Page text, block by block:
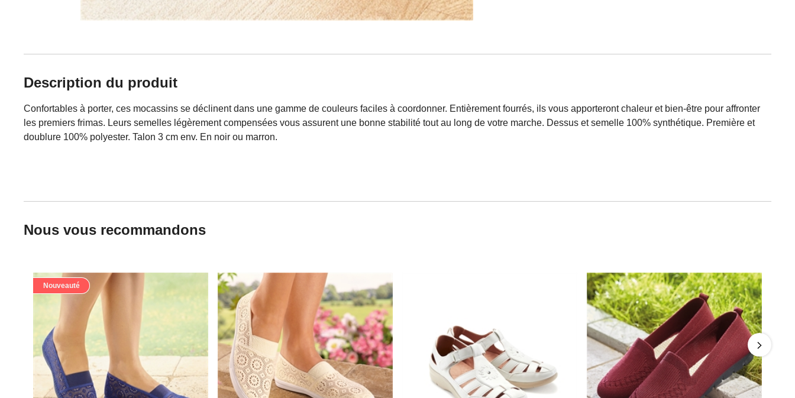
Description du produit
Confortables à porter, ces mocassins se déclinent dans une gamme de couleurs faciles à coordonner. Entièrement fourrés, ils vous apporteront chaleur et bien-être pour affronter
les premiers frimas. Leurs semelles légèrement compensées vous assurent une bonne stabilité tout au long de votre marche. Dessus et semelle 100% synthétique. Première et
doublure 100% polyester. Talon 3 cm env. En noir ou marron.
Nous vous recommandons
Nouveauté